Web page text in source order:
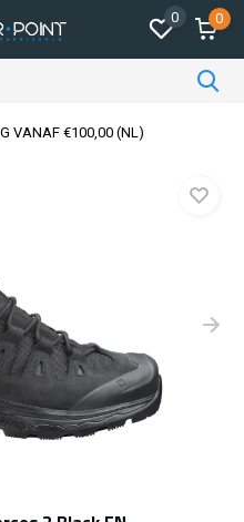
0 0
VANAF €100,00 (NL)